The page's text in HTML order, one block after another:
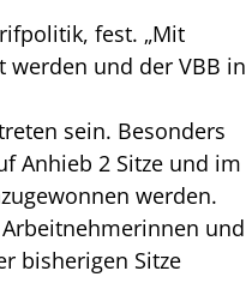
fest. „Mit
werden und der VBB in
sein. Besonders
Anhieb 2 Sitze und im
werden.
und
bisherigen Sitze